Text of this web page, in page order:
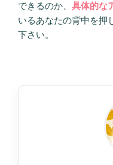
できるのか、 具体的な
いるあなたの背中を押
下さい。